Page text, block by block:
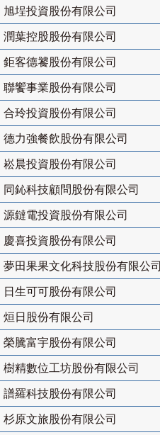
旭埕投資股份有限公司
潤葉控股股份有限公司
鉅客德饕股份有限公司
聯饗事業股份有限公司
合玲投資股份有限公司
德力強餐飲股份有限公司
崧晨投資股份有限公司
同鈊科技顧問股份有限公司
源鐽電投資股份有限公司
慶喜投資股份有限公司
夢田果果文化科技股份有限公司
日生可可股份有限公司
烜日股份有限公司
榮騰富宇股份有限公司
樹精數位工坊股份有限公司
譜羅科技股份有限公司
杉原文旅股份有限公司